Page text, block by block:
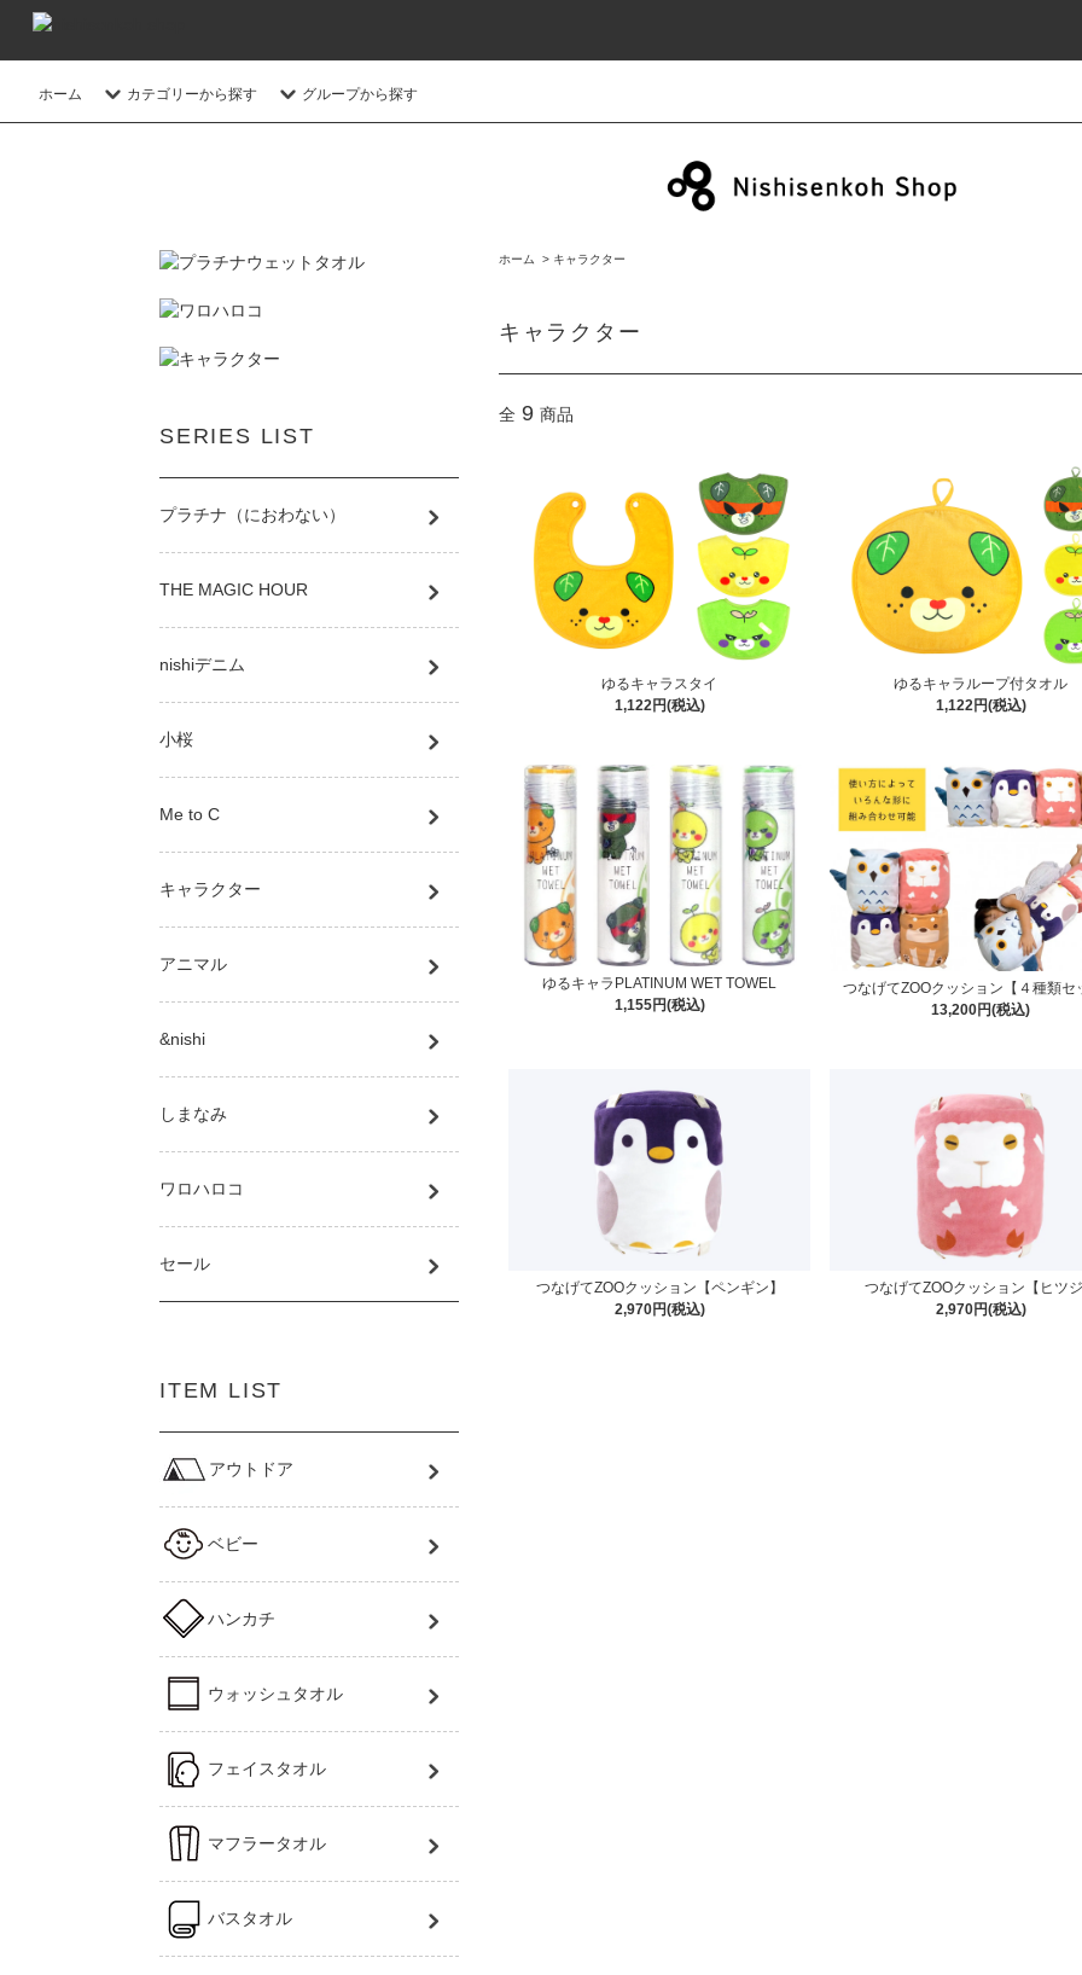
ホーム カテゴリーから探す グループから探す
ホーム > キャラクター
キャラクター
全 9 商品
ゆるキャラスタイ
1,122円(税込)
ゆるキャラループ付タオル
1,122円(税込)
ゆるキャラPLATINUM WET TOWEL
1,155円(税込)
つなげてZOOクッション【４種類セ
13,200円(税込)
つなげてZOOクッション【ペンギン】
2,970円(税込)
つなげてZOOクッション【ヒツ
2,970円(税込)
SERIES LIST
プラチナ（におわない）
THE MAGIC HOUR
nishiデニム
小桜
Me to C
キャラクター
アニマル
&nishi
しまなみ
ワロハロコ
セール
ITEM LIST
アウトドア
ベビー
ハンカチ
ウォッシュタオル
フェイスタオル
マフラータオル
バスタオル